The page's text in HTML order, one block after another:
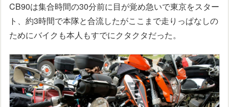
CB90は集合時間の30分前に目が覚め急いで東京をスター
ト、約3時間で本隊と合流したがここまで走りっぱなしの
ためにバイクも本人もすでにクタクタだった。